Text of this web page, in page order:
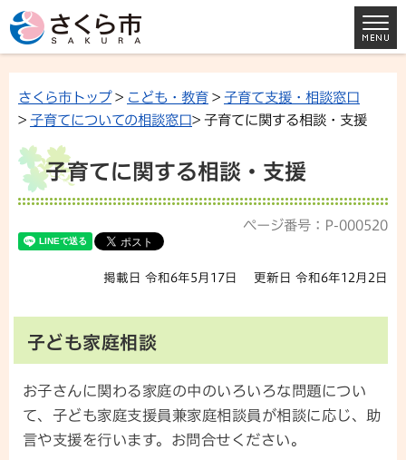
さくら市トップ> こども・教育 > 子育て支援・相談窓口
> 子育てについての相談窓口> 子育てに関する相談・支援
子育てに関する相談・支援
ページ番号：P-000520
掲載日 令和6年5月17日 更新日 令和6年12月2日
子ども家庭相談
お子さんに関わる家庭の中のいろいろな問題につい
て、子ども家庭支援員兼家庭相談員が相談に応じ、助
言や支援を行います。お問合せください。